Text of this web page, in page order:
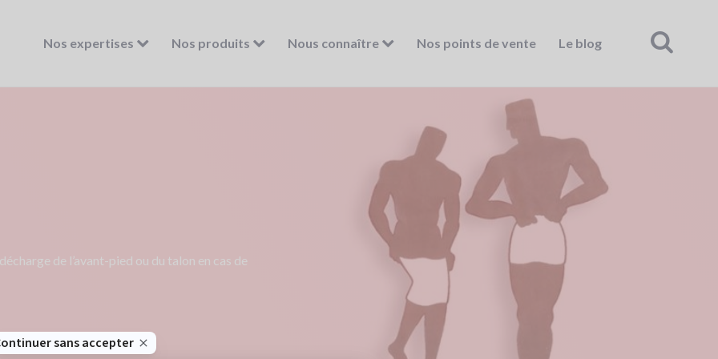
Nos expertises Nos produits Nous connaître Nos points de vente Le blog
de l’avant-pied ou du talon en cas de